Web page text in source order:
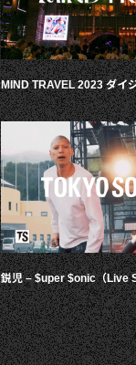
MIND TRAVEL 2023 ダイ
鋭児 – $uper $onic（Live